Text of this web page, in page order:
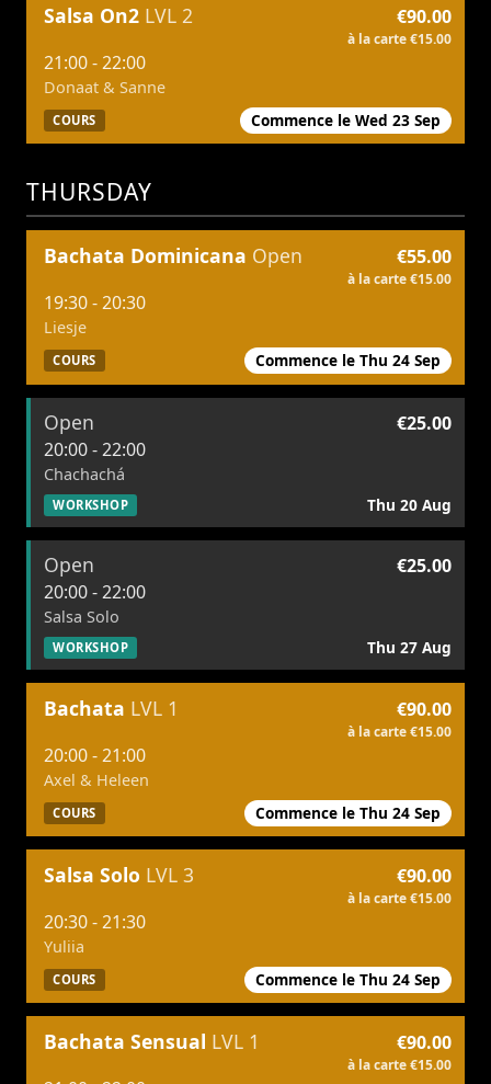
Salsa On2 LVL 2 €90.00
à la carte €15.00
21:00 - 22:00
Donaat & Sanne
COURS Commence le Wed 23 Sep
THURSDAY
Bachata Dominicana Open €55.00
à la carte €15.00
19:30 - 20:30
Liesje
COURS Commence le Thu 24 Sep
Open
€25.00
20:00 - 22:00
Chachachá
WORKSHOP Thu 20 Aug
Open
€25.00
20:00 - 22:00
Salsa Solo
WORKSHOP Thu 27 Aug
Bachata LVL 1 €90.00
à la carte €15.00
20:00 - 21:00
Axel & Heleen
COURS Commence le Thu 24 Sep
Salsa Solo LVL 3 €90.00
à la carte €15.00
20:30 - 21:30
Yuliia
COURS Commence le Thu 24 Sep
Bachata Sensual LVL 1 €90.00
à la carte €15.00